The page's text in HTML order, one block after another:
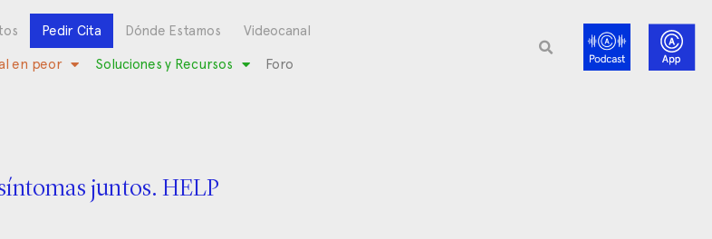
Pedir Cita Dónde Estamos Videocanal
en peor Soluciones y Recursos Foro
juntos. HELP